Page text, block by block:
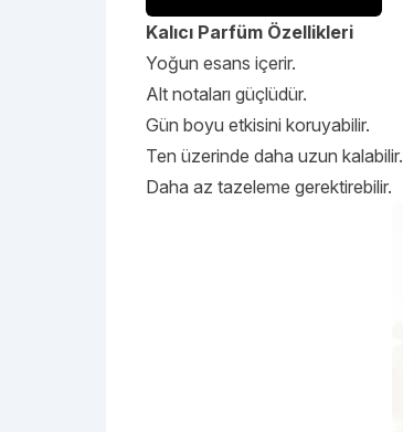
Kalıcı Parfüm Özellikleri
Yoğun esans içerir.
Alt notaları güçlüdür.
Gün boyu etkisini koruyabilir.
Ten üzerinde daha uzun kalabilir.
Daha az tazeleme gerektirebilir.